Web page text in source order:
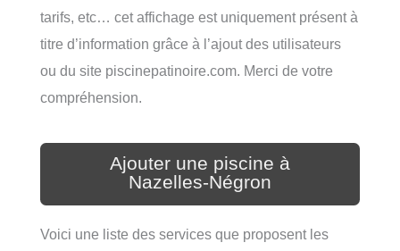
tarifs, etc… cet affichage est uniquement présent à
titre d’information grâce à l’ajout des utilisateurs
ou du site piscinepatinoire.com. Merci de votre
compréhension.
Ajouter une piscine à
Nazelles-Négron
Voici une liste des services que proposent les